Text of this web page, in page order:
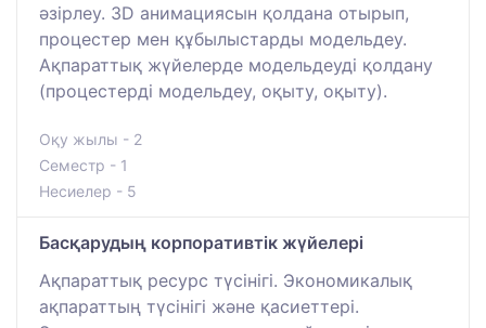
әзірлеу. 3D анимациясын қолдана отырып,
процестер мен құбылыстарды модельдеу.
Ақпараттық жүйелерде модельдеуді қолдану
(процестерді модельдеу, оқыту, оқыту).
Оқу жылы - 2
Семестр - 1
Несиелер - 5
Басқарудың корпоративтік жүйелері
Ақпараттық ресурс түсінігі. Экономикалық
ақпараттың түсінігі және қасиеттері.